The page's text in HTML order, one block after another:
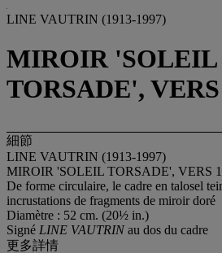
LINE VAUTRIN (1913-1997)
MIROIR 'SOLEIL
TORSADE', VERS
細節
LINE VAUTRIN (1913-1997)
MIROIR 'SOLEIL TORSADE', VERS
De forme circulaire, le cadre en talosel
incrustations de fragments de miroir doré
Diamètre : 52 cm. (20½ in.)
Signé LINE VAUTRIN au dos du cadre
更多詳情